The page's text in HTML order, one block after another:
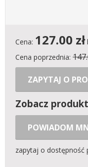
Cena: 127.00 zł
Cena poprzednia:
ZAPYTAJ O
Zobacz
POWIADOM
zapytaj o dostępność